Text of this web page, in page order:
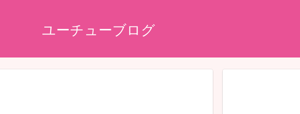
ユーチューブログ